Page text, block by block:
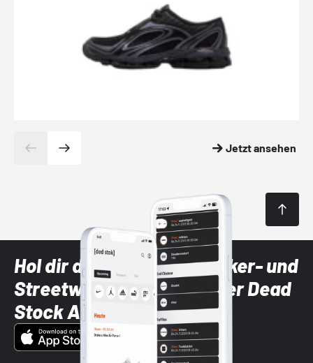
Jetzt ansehen
Hol dir die neuesten Sneaker- und
Streetwear-Brands mit der Dead
Stock App